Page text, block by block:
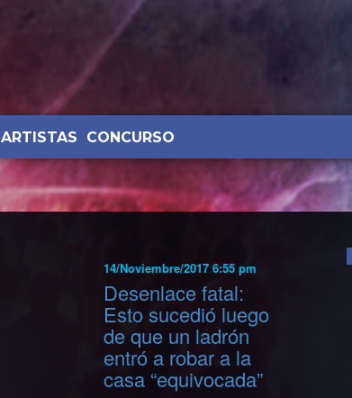
ARTISTAS CONCURSO
14/Noviembre/2017 6:55 pm
Desenlace fatal:
Esto sucedió luego
de que un ladrón
entró a robar a la
casa “equivocada”